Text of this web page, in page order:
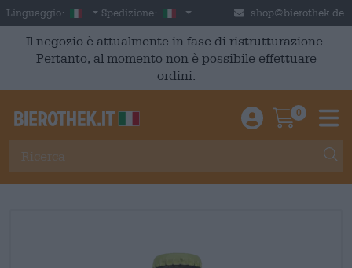
Skip to main content
Linguaggio: Italian
Spedizione: Italia shop@bierothek.de
Il negozio è attualmente in fase di ristrutturazione.
Pertanto, al momento non è possibile effettuare
ordini.
Einloggen /
0